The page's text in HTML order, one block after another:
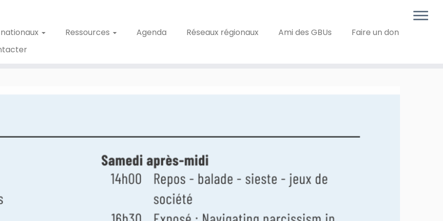
Ressources Agenda Réseaux régionaux Ami des GBUs
Faire un don